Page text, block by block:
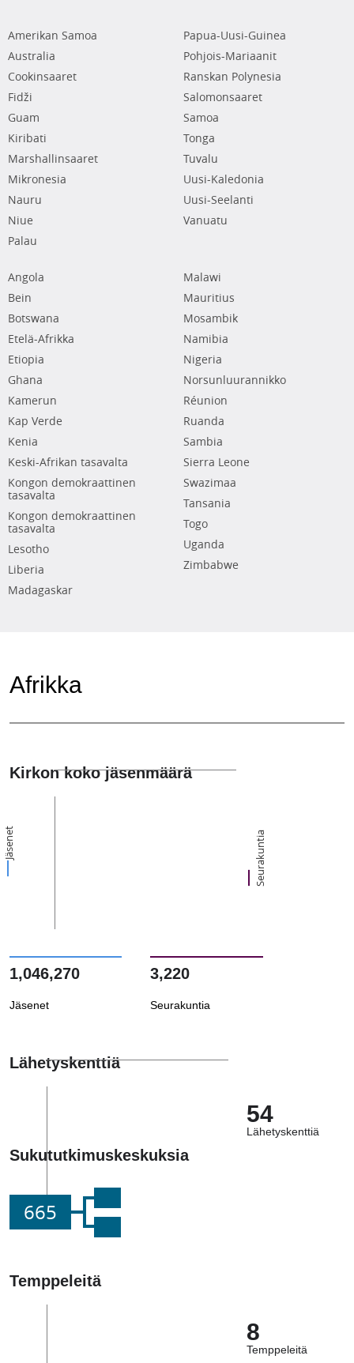
Amerikan Samoa
Australia
Cookinsaaret
Fidži
Guam
Kiribati
Marshallinsaaret
Mikronesia
Nauru
Niue
Palau
Papua-Uusi-Guinea
Pohjois-Mariaanit
Ranskan Polynesia
Salomonsaaret
Samoa
Tonga
Tuvalu
Uusi-Kaledonia
Uusi-Seelanti
Vanuatu
Angola
Bein
Botswana
Etelä-Afrikka
Etiopia
Ghana
Kamerun
Kap Verde
Kenia
Keski-Afrikan tasavalta
Kongon demokraattinen
tasavalta
Kongon demokraattinen
tasavalta
Lesotho
Liberia
Madagaskar
Malawi
Mauritius
Mosambik
Namibia
Nigeria
Norsunluurannikko
Réunion
Ruanda
Sambia
Sierra Leone
Swazimaa
Tansania
Togo
Uganda
Zimbabwe
Afrikka
Kirkon koko jäsenmäärä
Jäsenet Seurakuntia
1,046,270
Jäsenet
3,220
Seurakuntia
Lähetyskenttiä
54
Lähetyskenttiä
Sukututkimuskeskuksia
665
Temppeleitä
8
Temppeleitä